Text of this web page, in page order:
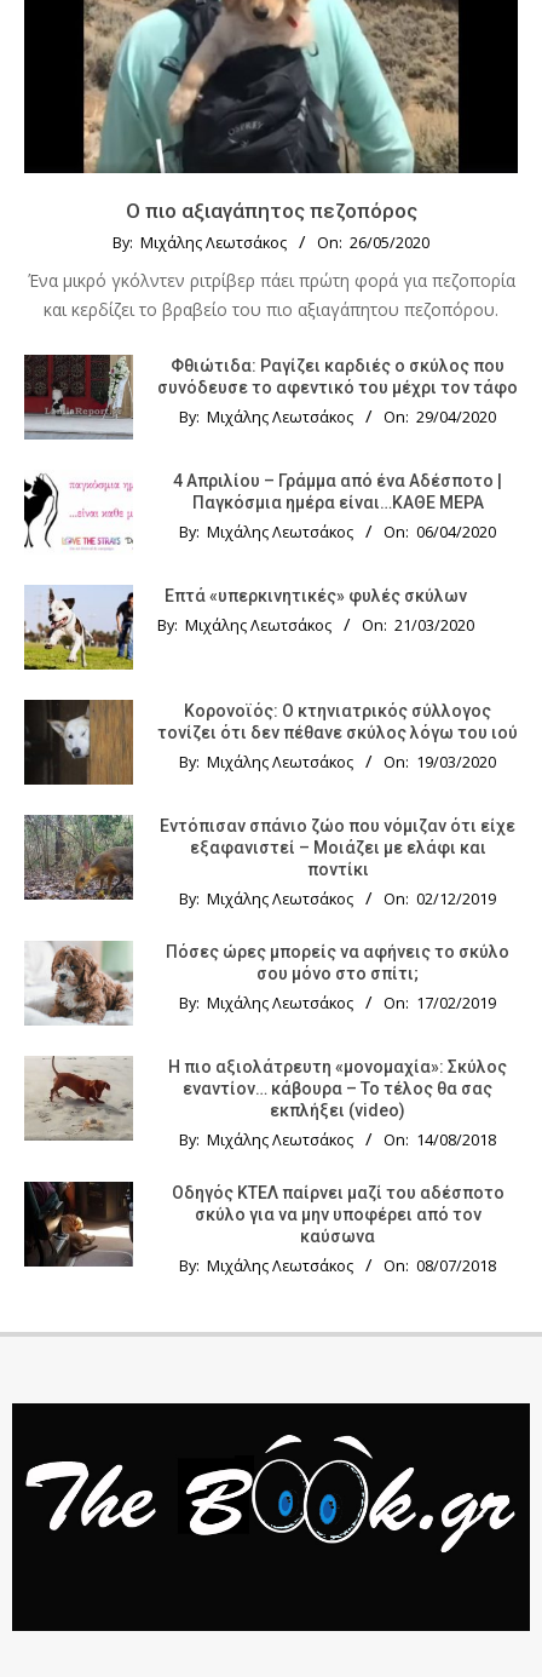
Ο πιο αξιαγάπητος πεζοπόρος
By: Μιχάλης Λεωτσάκος On: 26/05/2020
Ένα μικρό γκόλντεν ριτρίβερ πάει πρώτη φορά για πεζοπορία
και κερδίζει το βραβείο του πιο αξιαγάπητου πεζοπόρου.
Φθιώτιδα: Ραγίζει καρδιές ο σκύλος που
συνόδευσε το αφεντικό του μέχρι τον τάφο
By: Μιχάλης Λεωτσάκος On: 29/04/2020
4 Απριλίου – Γράμμα από ένα Αδέσποτο |
Παγκόσμια ημέρα είναι…ΚΑΘΕ ΜΕΡΑ
By: Μιχάλης Λεωτσάκος On: 06/04/2020
Επτά «υπερκινητικές» φυλές σκύλων
By: Μιχάλης Λεωτσάκος On: 21/03/2020
Κορονοϊός: Ο κτηνιατρικός σύλλογος
τονίζει ότι δεν πέθανε σκύλος λόγω του ιού
By: Μιχάλης Λεωτσάκος On: 19/03/2020
Εντόπισαν σπάνιο ζώο που νόμιζαν ότι είχε
εξαφανιστεί – Μοιάζει με ελάφι και
ποντίκι
By: Μιχάλης Λεωτσάκος On: 02/12/2019
Πόσες ώρες μπορείς να αφήνεις το σκύλο
σου μόνο στο σπίτι;
By: Μιχάλης Λεωτσάκος On: 17/02/2019
Η πιο αξιολάτρευτη «μονομαχία»: Σκύλος
εναντίον… κάβουρα – Το τέλος θα σας
εκπλήξει (video)
By: Μιχάλης Λεωτσάκος On: 14/08/2018
Οδηγός KTΕΛ παίρνει μαζί του αδέσποτο
σκύλο για να μην υποφέρει από τον
καύσωνα
By: Μιχάλης Λεωτσάκος On: 08/07/2018